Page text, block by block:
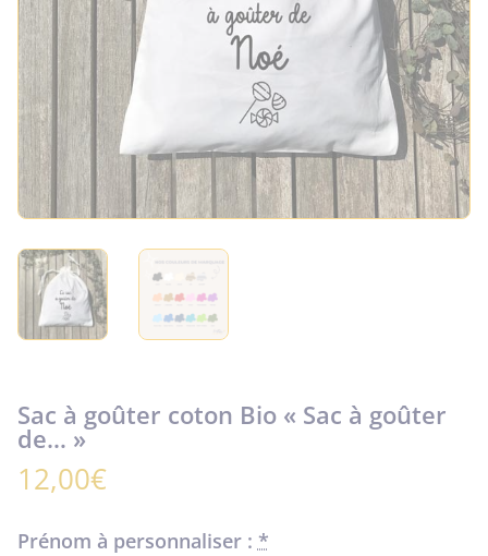
Sac à goûter coton Bio « Sac à goûter
de… »
12,00€
Prénom à personnaliser : *